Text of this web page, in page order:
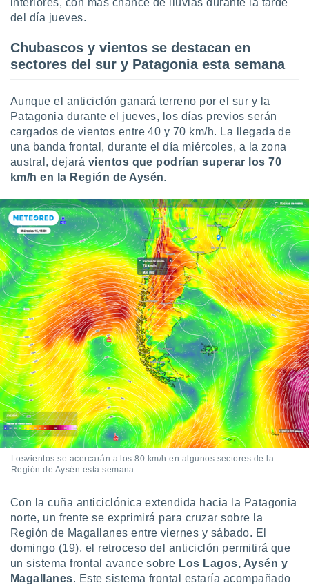
e
mediante
publicidad
de
1199
interiores, con más chance de lluvias durante la tarde
del día jueves.
Chubascos y vientos se destacan en
sectores del sur y Patagonia esta semana
Aunque el anticiclón ganará terreno por el sur y la
Patagonia durante el jueves, los días previos serán
cargados de vientos entre 40 y 70 km/h. La llegada de
una banda frontal, durante el día miércoles, a la zona
austral, dejará vientos que podrían superar los 70
km/h en la Región de Aysén.
Losvientos se acercarán a los 80 km/h en algunos sectores de la
Región de Aysén esta semana.
Con la cuña anticiclónica extendida hacia la Patagonia
norte, un frente se exprimirá para cruzar sobre la
Región de Magallanes entre viernes y sábado. El
domingo (19), el retroceso del anticiclón permitirá que
un sistema frontal avance sobre Los Lagos, Aysén y
Magallanes. Este sistema frontal estaría acompañado